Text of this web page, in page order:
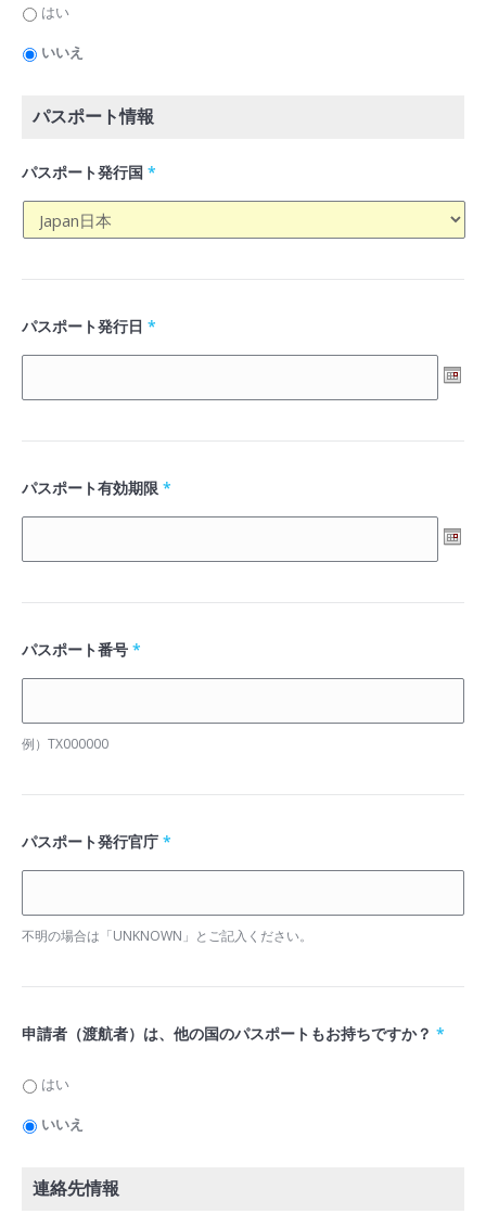
はい
いいえ
パスポート情報
パスポート発行国 *
パスポート発行日 *
パスポート有効期限 *
パスポート番号 *
例）TX000000
パスポート発行官庁 *
不明の場合は「UNKNOWN」とご記入ください。
申請者（渡航者）は、他の国のパスポートもお持ちですか？ *
はい
いいえ
連絡先情報